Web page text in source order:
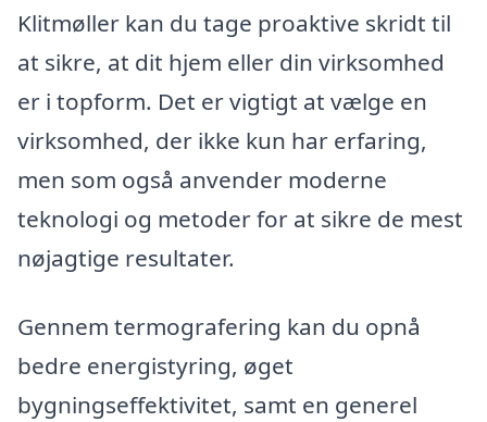
Klitmøller kan du tage proaktive skridt til
at sikre, at dit hjem eller din virksomhed
er i topform. Det er vigtigt at vælge en
virksomhed, der ikke kun har erfaring,
men som også anvender moderne
teknologi og metoder for at sikre de mest
nøjagtige resultater.
Gennem termografering kan du opnå
bedre energistyring, øget
bygningseffektivitet, samt en generel